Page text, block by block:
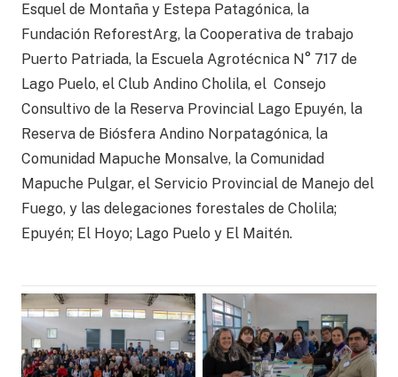
Esquel de Montaña y Estepa Patagónica, la
Fundación ReforestArg, la Cooperativa de trabajo
Puerto Patriada, la Escuela Agrotécnica N° 717 de
Lago Puelo, el Club Andino Cholila, el Consejo
Consultivo de la Reserva Provincial Lago Epuyén, la
Reserva de Biósfera Andino Norpatagónica, la
Comunidad Mapuche Monsalve, la Comunidad
Mapuche Pulgar, el Servicio Provincial de Manejo del
Fuego, y las delegaciones forestales de Cholila;
Epuyén; El Hoyo; Lago Puelo y El Maitén.